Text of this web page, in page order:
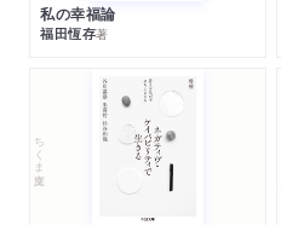
私の幸福論
福田恆存著
ちくま文庫